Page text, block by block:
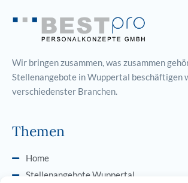
Wir bringen zusammen, was zusammen
Stellenangebote in Wuppertal beschäftigen
verschiedenster Branchen.
Themen
Home
Stellenangebote Wuppertal